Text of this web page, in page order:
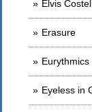
Elvis
Erasure
Eurythmics
Eyeless in